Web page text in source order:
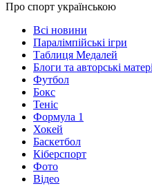
Про спорт українською
Всі новини
Паралімпійські ігри
Таблиця Медалей
Блоги та авторські
Футбол
Бокс
Теніс
Формула 1
Хокей
Баскетбол
Кіберспорт
Фото
Відео